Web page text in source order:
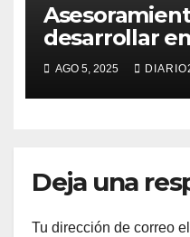
desarrollar
sector de la
AGO 5, 2025
Deja una
Tu dirección de correo